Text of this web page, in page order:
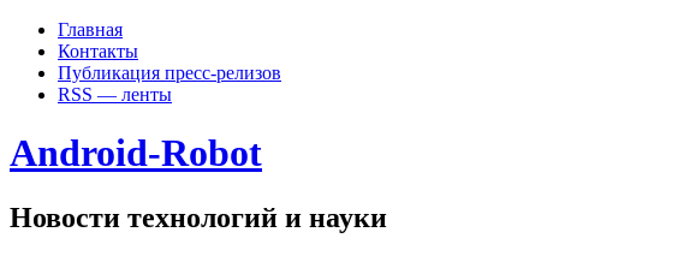
Главная
Контакты
Публикация пресс-релизов
RSS — ленты
Android-Robot
Новости технологий и науки